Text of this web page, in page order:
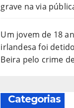
grave na via
Um jovem de 18
irlandesa foi
Beira pelo crime
Categorias